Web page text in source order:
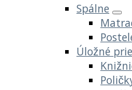
Spálne
Úložné